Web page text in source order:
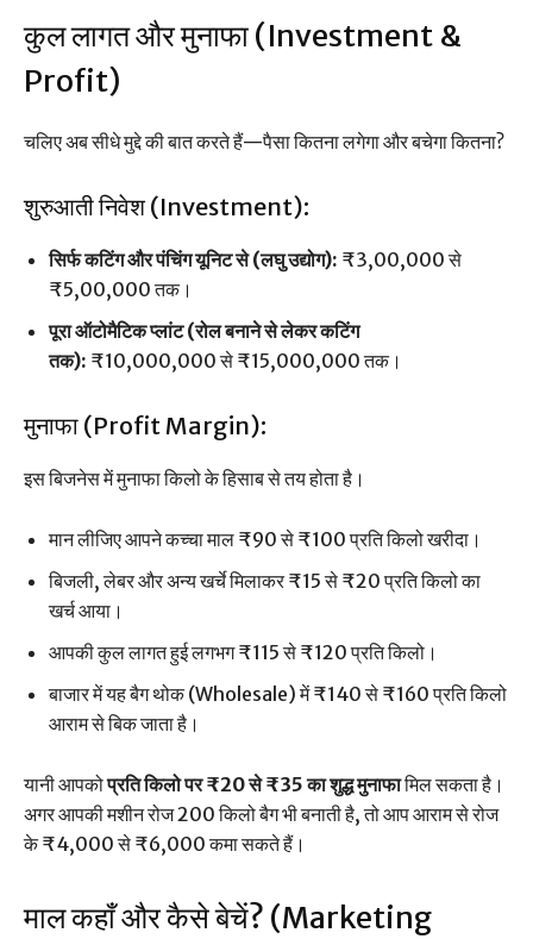
कुल लागत और मुनाफा (Investment &
Profit)
चलिए अब सीधे मुद्दे की बात करते हैं—पैसा कितना लगेगा और बचेगा कितना?
शुरुआती निवेश (Investment):
सिर्फ कटिंग और पंचिंग यूनिट से (लघु उद्योग): ₹3,00,000 से
₹5,00,000 तक।
पूरा ऑटोमैटिक प्लांट (रोल बनाने से लेकर कटिंग
तक): ₹10,000,000 से ₹15,000,000 तक।
मुनाफा (Profit Margin):
इस बिजनेस में मुनाफा किलो के हिसाब से तय होता है।
मान लीजिए आपने कच्चा माल ₹90 से ₹100 प्रति किलो खरीदा।
बिजली, लेबर और अन्य खर्चे मिलाकर ₹15 से ₹20 प्रति किलो का
खर्च आया।
आपकी कुल लागत हुई लगभग ₹115 से ₹120 प्रति किलो।
बाजार में यह बैग थोक (Wholesale) में ₹140 से ₹160 प्रति किलो
आराम से बिक जाता है।
यानी आपकोप्रति किलो पर ₹20 से ₹35 का शुद्ध मुनाफामिल सकता है।
अगर आपकी मशीन रोज 200 किलो बैग भी बनाती है, तो आप आराम से रोज
के ₹4,000 से ₹6,000 कमा सकते हैं।
माल कहाँ और कैसे बेचें? (Marketing